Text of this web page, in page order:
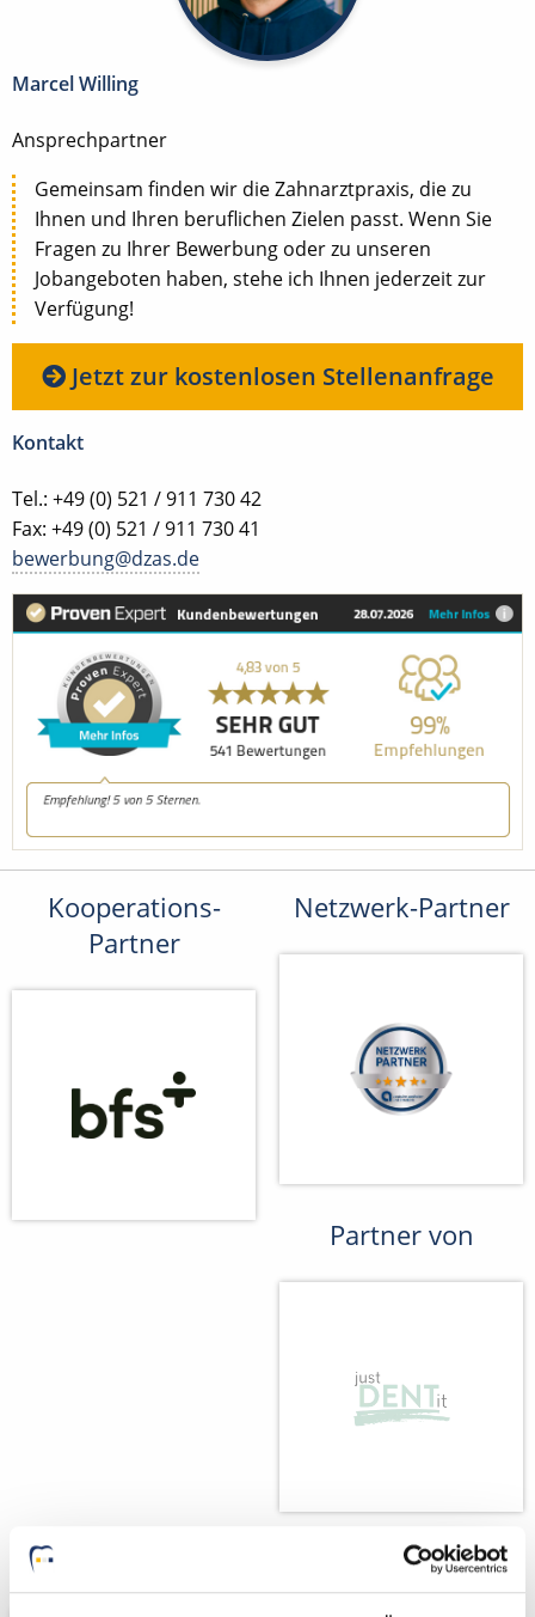
Marcel Willing
Ansprechpartner
Gemeinsam finden wir die Zahnarztpraxis, die zu
Ihnen und Ihren beruflichen Zielen passt. Wenn Sie
Fragen zu Ihrer Bewerbung oder zu unseren
Jobangeboten haben, stehe ich Ihnen jederzeit zur
Verfügung!
Jetzt zur kostenlosen Stellenanfrage
Kontakt
Tel.: +49 (0) 521 / 911 730 42
Fax: +49 (0) 521 / 911 730 41
bewerbung@dzas.de
Kooperations-
Partner
Netzwerk-Partner
Partner von
Wir pflanzen
Bäume